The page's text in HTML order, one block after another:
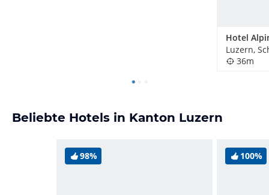
Hotel
Luzern,
36m
Beliebte Hotels in Kanton Luzern
98% 100%